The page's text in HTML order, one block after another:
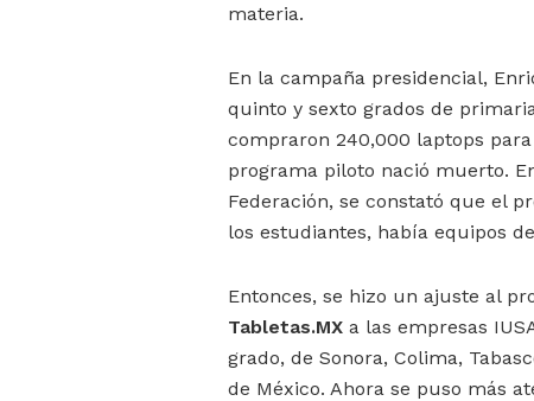
materia.
En la campaña presidencial,
quinto y sexto grados de
compraron 240,000 laptops
programa piloto nació muerto.
Federación, se constató que el
los estudiantes, había equipos
Entonces, se hizo un ajuste al
Tabletas.MX a las empresas
grado, de Sonora, Colima,
de México. Ahora se puso más